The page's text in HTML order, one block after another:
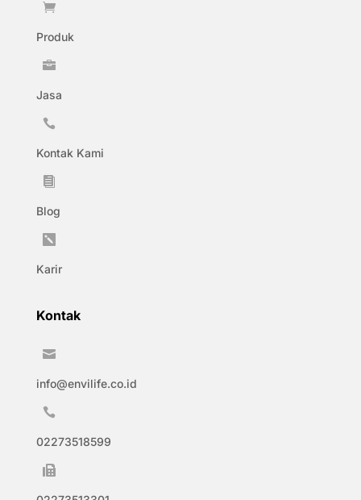

Produk

Jasa

Kontak Kami

Blog

Karir
Kontak

info@envilife.co.id

02273518599
